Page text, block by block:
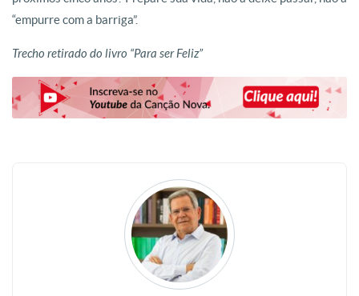
“empurre com a barriga”.
Trecho retirado do livro “Para ser Feliz”